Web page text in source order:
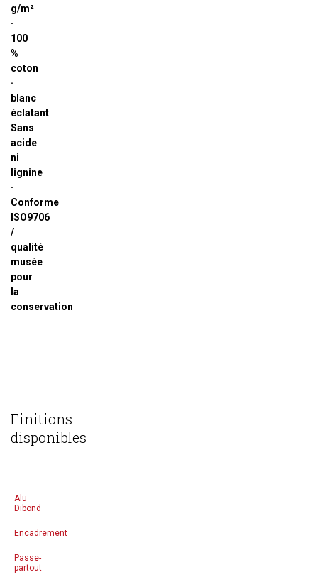
g/m²
·
100
%
coton
·
blanc
éclatant
Sans
acide
ni
lignine
·
Conforme
ISO9706
/
qualité
musée
pour
la
conservation
Finitions
disponibles
Alu
Dibond
Encadrement
Passe-
partout